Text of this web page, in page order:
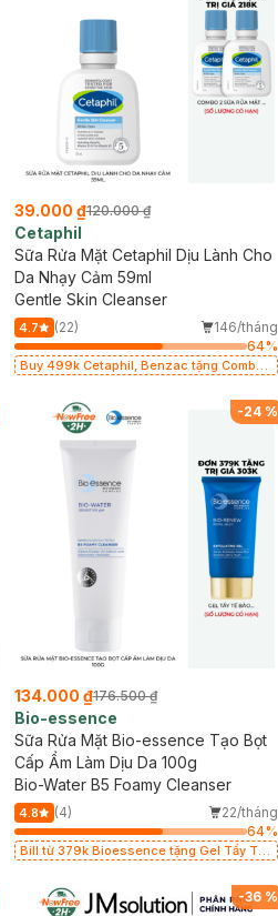
39.000 ₫120.000 ₫
Cetaphil
Sữa Rửa Mặt Cetaphil Dịu Lành Cho
Da Nhạy Cảm 59ml
Gentle Skin Cleanser
4.7 (22)
146/tháng
64%
Buy 499k Cetaphil, Benzac tặng Combo
-24 %
134.000 ₫176.500 ₫
Bio-essence
Sữa Rửa Mặt Bio-essence Tạo Bọt
Cấp Ẩm Làm Dịu Da 100g
Bio-Water B5 Foamy Cleanser
4.8 (4)
22/tháng
64%
Bill từ 379k Bioessence tặng Gel Tẩy Tế
-36 %